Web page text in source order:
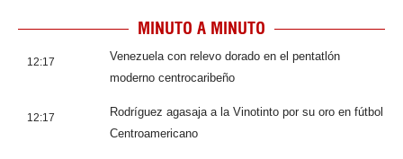
MINUTO A MINUTO
12:17
Venezuela con relevo dorado en el pentatlón
moderno centrocaribeño
12:17
Rodríguez agasaja a la Vinotinto por su oro en fútbol
Centroamericano